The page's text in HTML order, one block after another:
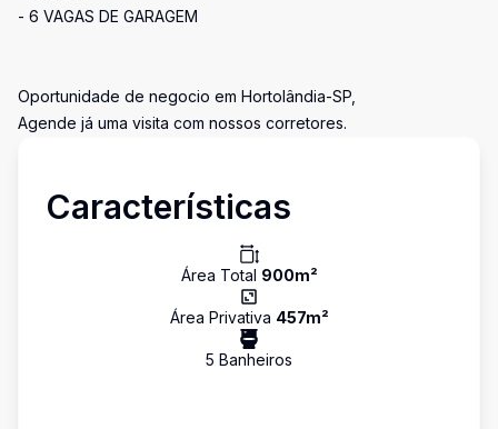
- 6 VAGAS DE GARAGEM
Oportunidade de negocio em Hortolândia-SP,
Agende já uma visita com nossos corretores.
Características
Área Total 900m²
Área Privativa 457m²
5 Banheiros